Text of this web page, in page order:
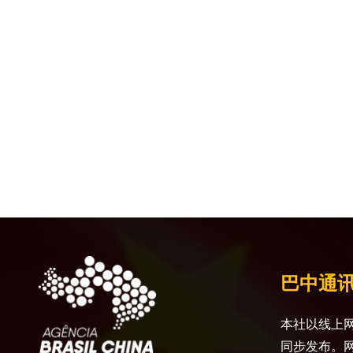
巴中通
本社以线上
同步发布。